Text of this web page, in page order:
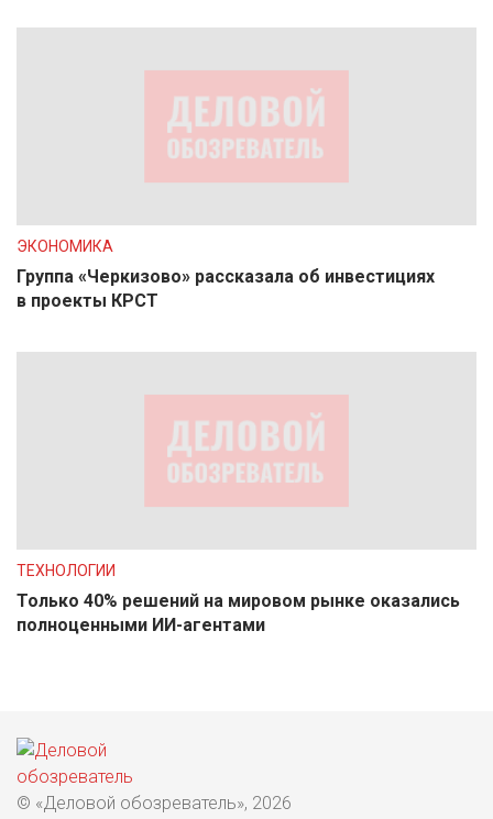
ЭКОНОМИКА
Группа «Черкизово» рассказала об инвестициях
в проекты КРСТ
ТЕХНОЛОГИИ
Только 40% решений на мировом рынке оказались
полноценными ИИ-агентами
© «Деловой обозреватель», 2026